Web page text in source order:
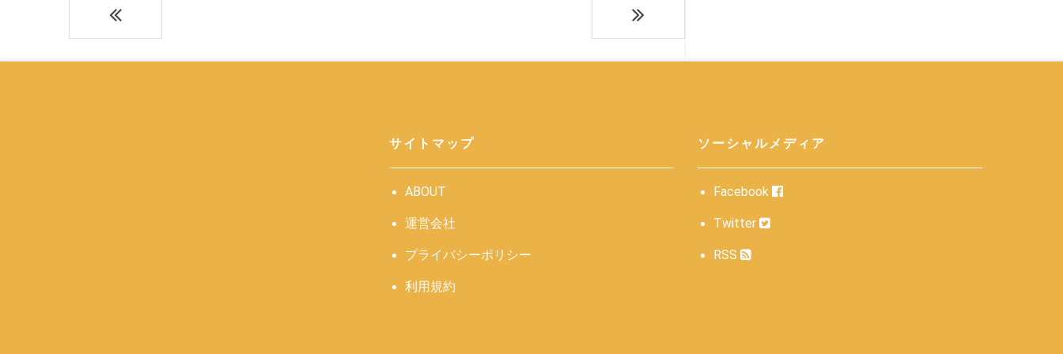
サイトマップ
ABOUT
運営会社
プライバシーポリシー
利用規約
ソーシャルメディア
Facebook
Twitter
RSS